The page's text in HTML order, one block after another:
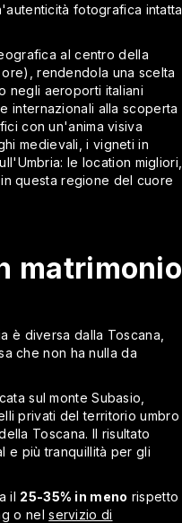
fotografica intatta
al centro della
rendendola una scelta
negli aeroporti italiani
internazionali alla scoperta
con un'anima visiva
medievali, i vigneti in
le location migliori,
in questa regione del cuore
matrimonio
è diversa dalla Toscana,
che non ha nulla da
sul monte Subasio,
privati del territorio umbro
Toscana. Il risultato
e più tranquillità per gli
il 25-35% in meno rispetto
o nelservizio di